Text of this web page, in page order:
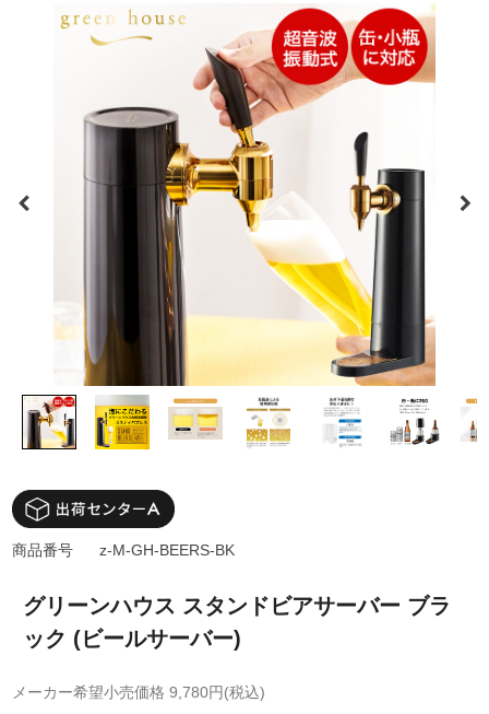
グリーンハウス スタンドビアサーバー ブラ
ック (ビールサーバー)
メーカー希望小売価格 9,780円(税込)
商品番号 z-M-GH-BEERS-BK